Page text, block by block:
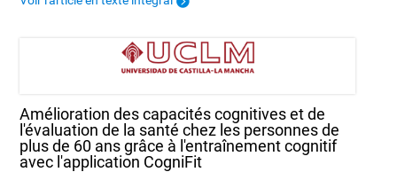
Amélioration des capacités cognitives et de
l'évaluation de la santé chez les personnes de
plus de 60 ans grâce à l'entraînement cognitif
avec l'application CogniFit